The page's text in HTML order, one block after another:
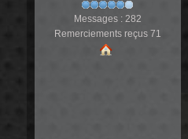
Messages : 282
Remerciements reçus 71